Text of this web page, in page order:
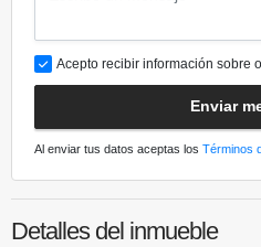
Acepto recibir información sobre
Enviar
Al enviar tus datos aceptas los Términos
Detalles del inmueble